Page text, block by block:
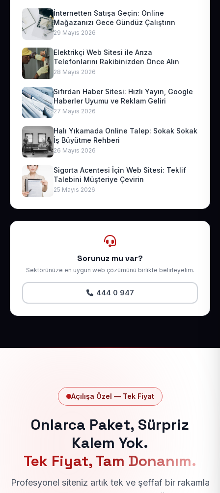
İnternetten Satışa Geçin: Online
Mağazanızı Gece Gündüz Çalıştırın
29 Mayıs 2026
Elektrikçi Web Sitesi ile Arıza
Telefonlarını Rakibinizden Önce Alın
28 Mayıs 2026
Sıfırdan Haber Sitesi: Hızlı Yayın, Google
Haberler Uyumu ve Reklam Geliri
27 Mayıs 2026
Halı Yıkamada Online Talep: Sokak Sokak
İş Büyütme Rehberi
26 Mayıs 2026
Sigorta Acentesi İçin Web Sitesi: Teklif
Talebini Müşteriye Çevirin
25 Mayıs 2026
Sorunuz mu var?
Sektörünüze en uygun web çözümünü birlikte belirleyelim.
444 0 947
Açılışa Özel — Tek Fiyat
Onlarca Paket, Sürpriz
Kalem Yok.
Tek Fiyat, Tam Donanım.
Profesyonel siteniz artık tek ve şeffaf bir rakamla